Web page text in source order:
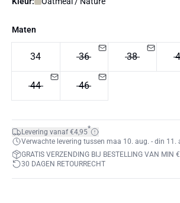
Maten
34 36 38
44 46
Levering vanaf €4,95*
Verwachte levering tussen maa 10. aug. - din 11.
GRATIS VERZENDING BIJ BESTELLING VAN MIN
30 DAGEN RETOURRECHT